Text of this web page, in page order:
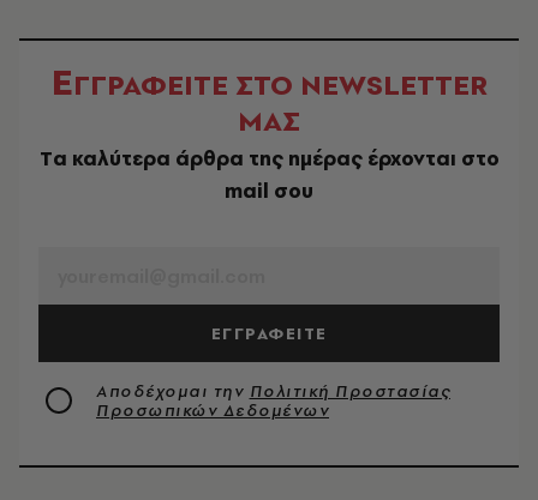
ΕΓΓΡΑΦΕΙΤΕ ΣΤΟ NEWSLETTER
ΜΑΣ
Tα καλύτερα άρθρα της ημέρας έρχονται στο
mail σου
ΕΓΓΡΑΦΕΙΤΕ
Αποδέχομαι την Πολιτική Προστασίας
Προσωπικών Δεδομένων